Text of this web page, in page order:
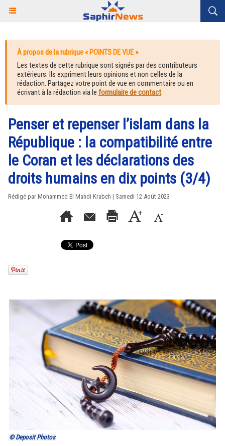
À propos de la rubrique « POINTS DE VUE »
Les textes de cette rubrique sont signés par des contributeurs
extérieurs. Ils expriment leurs opinions et non celles de la
rédaction. Partagez votre point de vue en commentaire ou en
écrivant à la rédaction via le formulaire de contact.
Penser et repenser l’islam dans la
République : la compatibilité entre
le Coran et les déclarations des
droits humains en dix points (3/4)
Rédigé par Mohammed El Mahdi Krabch | Samedi 12 Août 2023
© Deposit Photos